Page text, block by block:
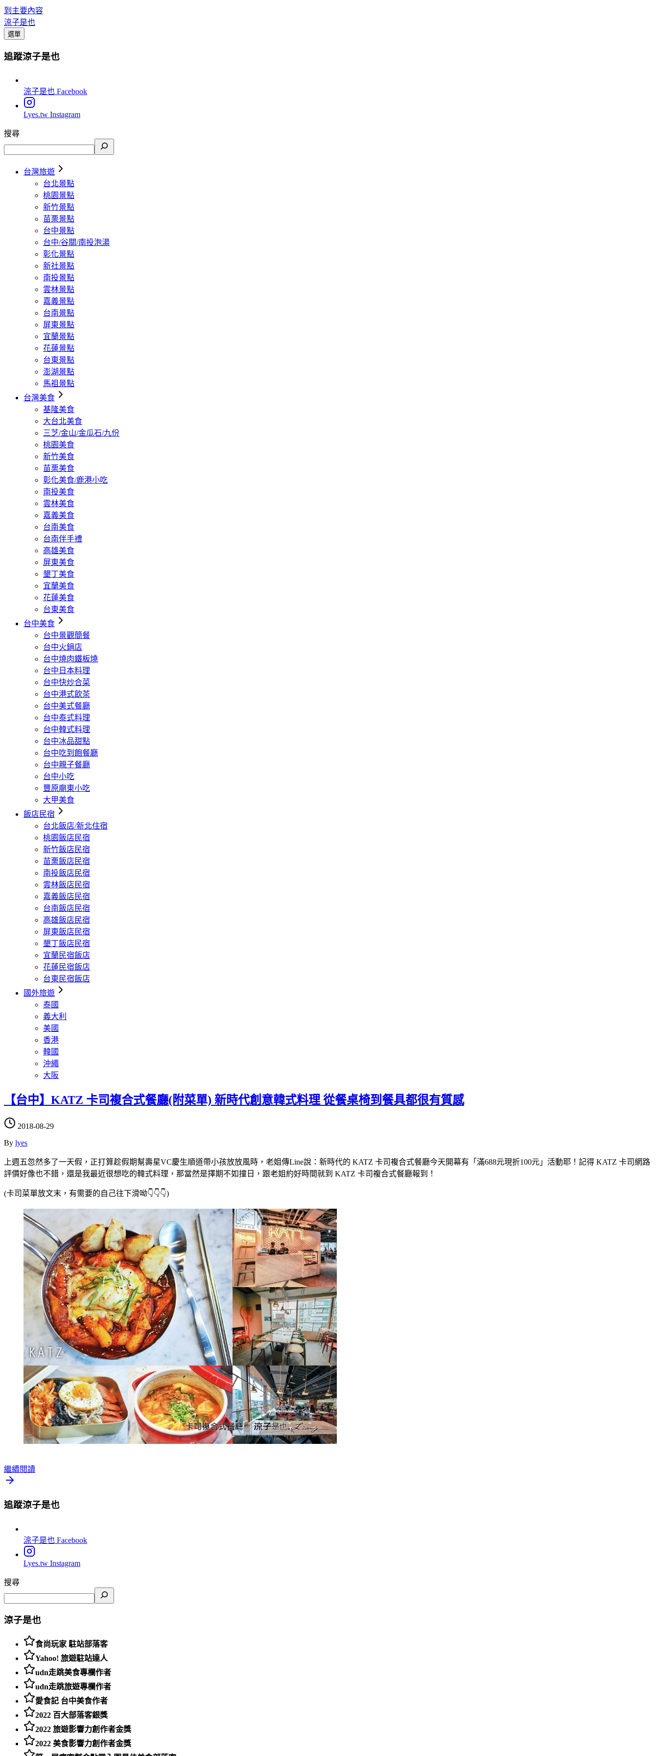
到主要內容
涼子是也
選單
追蹤涼子是也
涼子是也 Facebook
Lyes.tw Instagram
搜尋
台灣旅遊
台北景點
桃園景點
新竹景點
苗栗景點
台中景點
台中/谷關/南投泡湯
彰化景點
新社景點
南投景點
雲林景點
嘉義景點
台南景點
屏東景點
宜蘭景點
花蓮景點
台東景點
澎湖景點
馬祖景點
台灣美食
基隆美食
大台北美食
三芝/金山/金瓜石/九份
桃園美食
新竹美食
苗栗美食
彰化美食/鹿港小吃
南投美食
雲林美食
嘉義美食
台南美食
台南伴手禮
高雄美食
屏東美食
墾丁美食
宜蘭美食
花蓮美食
台東美食
台中美食
台中景觀簡餐
台中火鍋店
台中燒肉鐵板燒
台中日本料理
台中快炒合菜
台中港式飲茶
台中美式餐廳
台中泰式料理
台中韓式料理
台中冰品甜點
台中吃到飽餐廳
台中親子餐廳
台中小吃
豐原廟東小吃
大甲美食
飯店民宿
台北飯店/新北住宿
桃園飯店民宿
新竹飯店民宿
苗栗飯店民宿
南投飯店民宿
雲林飯店民宿
嘉義飯店民宿
台南飯店民宿
高雄飯店民宿
屏東飯店民宿
墾丁飯店民宿
宜蘭民宿飯店
花蓮民宿飯店
台東民宿飯店
國外旅遊
泰國
義大利
美國
香港
韓國
沖繩
大阪
【台中】KATZ 卡司複合式餐廳(附菜單) 新時代創意韓式料理 從餐桌椅到餐具都很有質感
2018-08-29
By lyes
上週五忽然多了一天假，正打算趁假期幫壽星VC慶生順道帶小孩放放風時，老姐傳Line說：新時代的 KATZ 卡司複合式餐廳今天開幕有「滿688元現折100元」活動耶！記得 KATZ 卡司網路
評價好像也不錯，還是我最近很想吃的韓式料理，那當然是擇期不如撞日，跟老姐約好時間就到 KATZ 卡司複合式餐廳報到！
(卡司菜單放文末，有需要的自己往下滑呦👇👇👇)
繼續閱讀
追蹤涼子是也
涼子是也 Facebook
Lyes.tw Instagram
搜尋
涼子是也
食尚玩家 駐站部落客
Yahoo! 旅遊駐站達人
udn走跳美食專欄作者
udn走跳旅遊專欄作者
愛食記 台中美食作者
2022 百大部落客銀獎
2022 旅遊影響力創作者金獎
2022 美食影響力創作者金獎